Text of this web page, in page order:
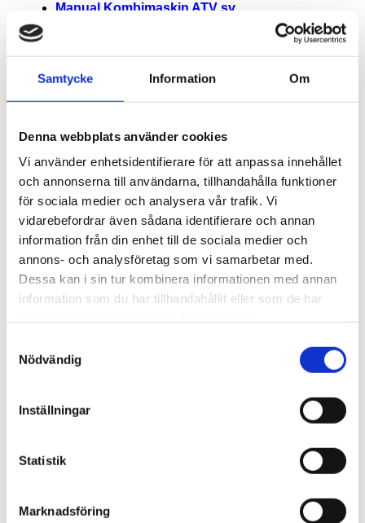
Samtycke Information Om
Denna webbplats använder cookies
Vi använder enhetsidentifierare för att anpassa innehållet
och annonserna till användarna, tillhandahålla funktioner
för sociala medier och analysera vår trafik. Vi
vidarebefordrar även sådana identifierare och annan
information från din enhet till de sociala medier och
annons- och analysföretag som vi samarbetar med.
Dessa kan i sin tur kombinera informationen med annan
information som du har tillhandahållit eller som de har
Nödvändig
Inställningar
Statistik
Marknadsföring
Manual Kombimaskin ATV sv